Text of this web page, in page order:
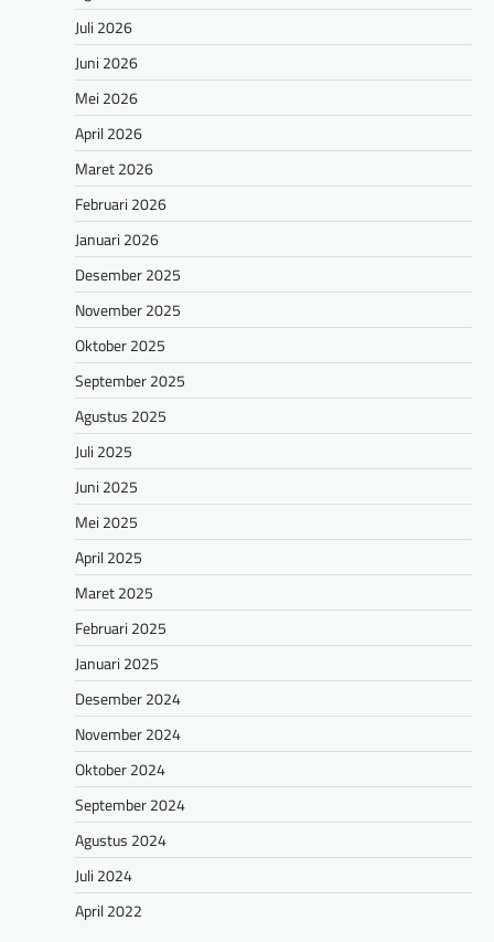
Juli 2026
Juni 2026
Mei 2026
April 2026
Maret 2026
Februari 2026
Januari 2026
Desember 2025
November 2025
Oktober 2025
September 2025
Agustus 2025
Juli 2025
Juni 2025
Mei 2025
April 2025
Maret 2025
Februari 2025
Januari 2025
Desember 2024
November 2024
Oktober 2024
September 2024
Agustus 2024
Juli 2024
April 2022